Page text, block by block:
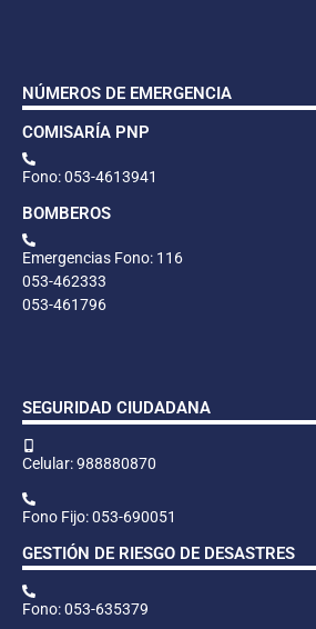
NÚMEROS DE EMERGENCIA
COMISARÍA PNP
Fono: 053-4613941
BOMBEROS
Emergencias Fono: 116
053-462333
053-461796
SEGURIDAD CIUDADANA
Celular: 988880870
Fono Fijo: 053-690051
GESTIÓN DE RIESGO DE DESASTRES
Fono: 053-635379